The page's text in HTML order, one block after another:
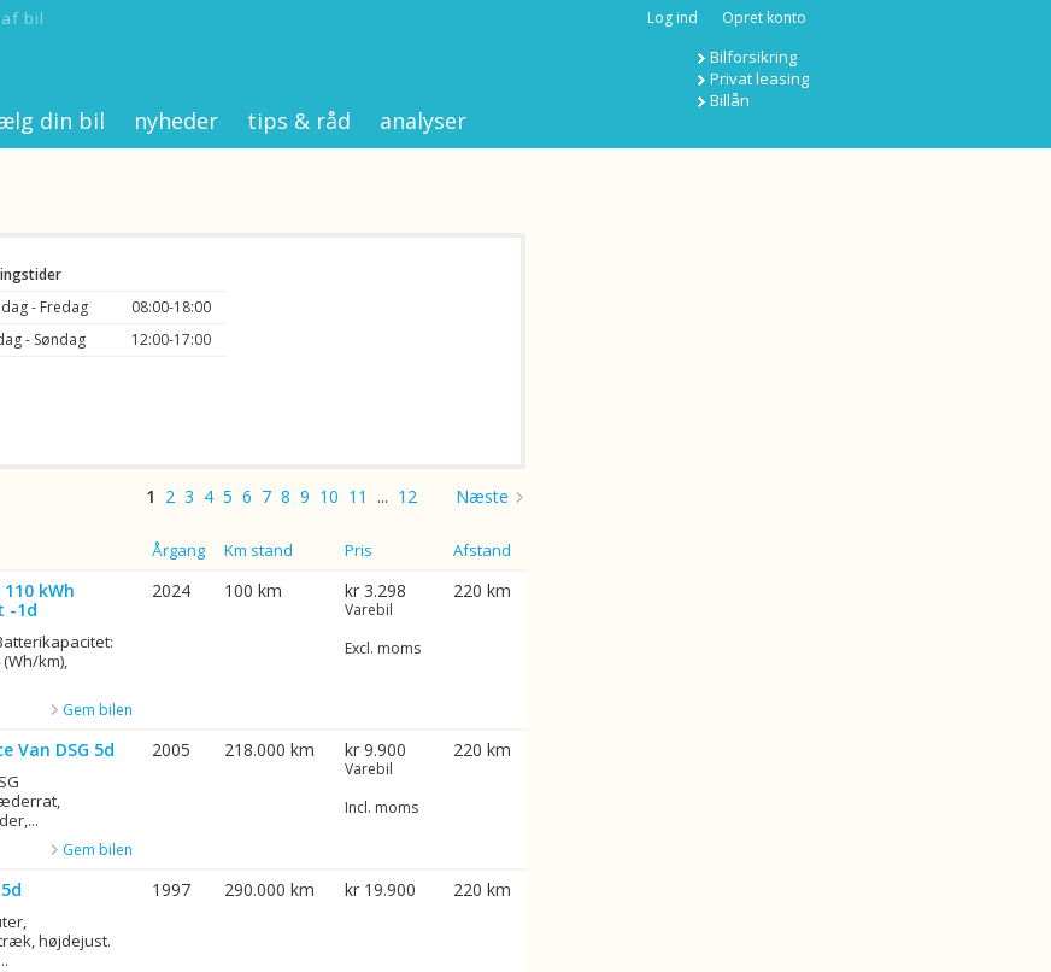
bil Log ind Opret konto
Bilforsikring
Privat leasing
Billån
din bil nyheder tips & råd analyser
- Fredag
08:00-18:00
- Søndag
12:00-17:00
1 2 3 4 5 6 7 8 9 10 11 ... 12 Næste
Årgang Km stand Pris Afstand
kWh
-1d
km),
Gem bilen
2024 100 km kr 3.298
Varebil
Excl. moms
220 km
Van DSG 5d
Gem bilen
2005 218.000 km kr 9.900
Varebil
Incl. moms
220 km
højdejust.
1997 290.000 km kr 19.900 220 km